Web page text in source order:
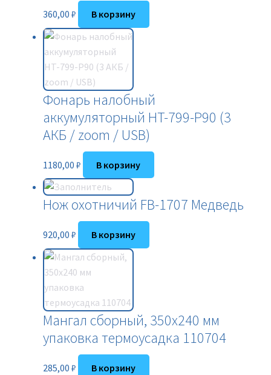
360,00 ₽ В корзину
Фонарь налобный
аккумуляторный HT-799-P90 (3
АКБ / zoom / USB)
1180,00 ₽ В корзину
Нож охотничий FB-1707 Медведь
920,00 ₽ В корзину
Мангал сборный, 350х240 мм
упаковка термоусадка 110704
285,00 ₽ В корзину